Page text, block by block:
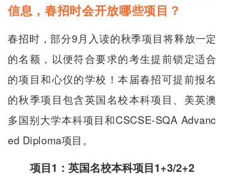
信息，春招时会开放哪些项目？
春招时，部分9月入读的秋季项目将释放一定
的名额，以便符合要求的考生提前锁定适合
的项目和心仪的学校！本届春招可提前报名
的秋季项目包含英国名校本科项目、美英澳
多国别大学本科项目和CSCSE-SQA Advanc
ed Diploma项目。
项目1：英国名校本科项目1+3/2+2